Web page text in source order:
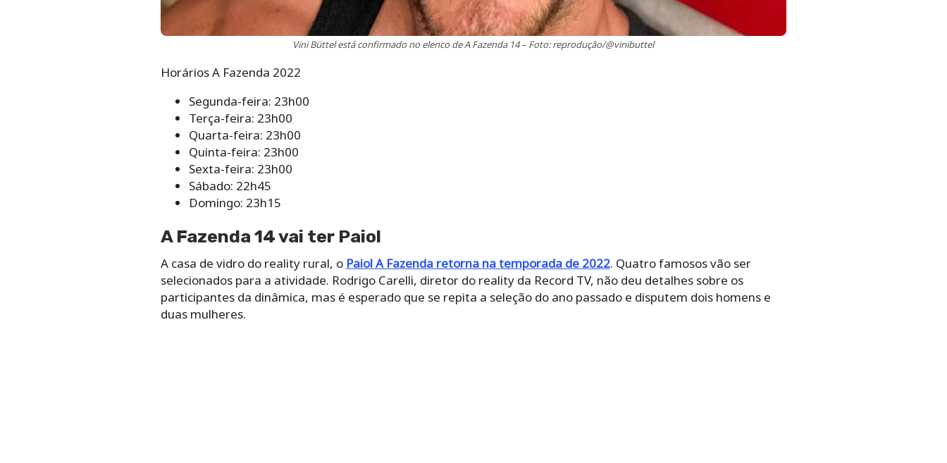
Vini Büttel está confirmado no elenco de A Fazenda 14 – Foto: reprodução/@vinibuttel
Horários A Fazenda 2022
Segunda-feira: 23h00
Terça-feira: 23h00
Quarta-feira: 23h00
Quinta-feira: 23h00
Sexta-feira: 23h00
Sábado: 22h45
Domingo: 23h15
A Fazenda 14 vai ter Paiol
A casa de vidro do reality rural, o Paiol A Fazenda retorna na temporada de 2022. Quatro famosos vão ser
selecionados para a atividade. Rodrigo Carelli, diretor do reality da Record TV, não deu detalhes sobre os
participantes da dinâmica, mas é esperado que se repita a seleção do ano passado e disputem dois homens e
duas mulheres.